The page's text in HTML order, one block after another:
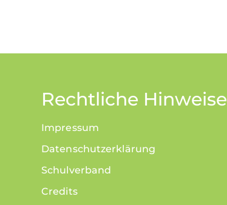
Rechtliche Hinweise
Impressum
Datenschutzerklärung
Schulverband
Credits